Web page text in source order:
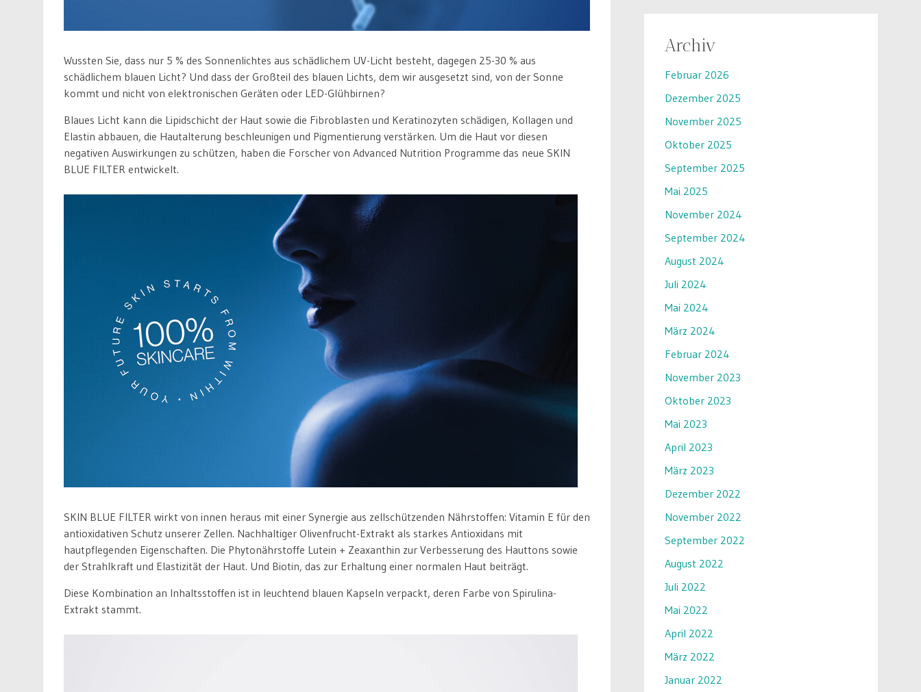
Wussten Sie, dass nur 5 % des Sonnenlichtes aus schädlichem UV-Licht besteht, dagegen 25-30 % aus
schädlichem blauen Licht? Und dass der Großteil des blauen Lichts, dem wir ausgesetzt sind, von der Sonne
kommt und nicht von elektronischen Geräten oder LED-Glühbirnen?
Blaues Licht kann die Lipidschicht der Haut sowie die Fibroblasten und Keratinozyten schädigen, Kollagen und
Elastin abbauen, die Hautalterung beschleunigen und Pigmentierung verstärken. Um die Haut vor diesen
negativen Auswirkungen zu schützen, haben die Forscher von Advanced Nutrition Programme das neue SKIN
BLUE FILTER entwickelt.
SKIN BLUE FILTER wirkt von innen heraus mit einer Synergie aus zellschützenden Nährstoffen: Vitamin E für den
antioxidativen Schutz unserer Zellen. Nachhaltiger Olivenfrucht-Extrakt als starkes Antioxidans mit
hautpflegenden Eigenschaften. Die Phytonährstoffe Lutein + Zeaxanthin zur Verbesserung des Hauttons sowie
der Strahlkraft und Elastizität der Haut. Und Biotin, das zur Erhaltung einer normalen Haut beiträgt.
Diese Kombination an Inhaltsstoffen ist in leuchtend blauen Kapseln verpackt, deren Farbe von Spirulina-
Extrakt stammt.
Archiv
Februar 2026
Dezember 2025
November 2025
Oktober 2025
September 2025
Mai 2025
November 2024
September 2024
August 2024
Juli 2024
Mai 2024
März 2024
Februar 2024
November 2023
Oktober 2023
Mai 2023
April 2023
März 2023
Dezember 2022
November 2022
September 2022
August 2022
Juli 2022
Mai 2022
April 2022
März 2022
Januar 2022